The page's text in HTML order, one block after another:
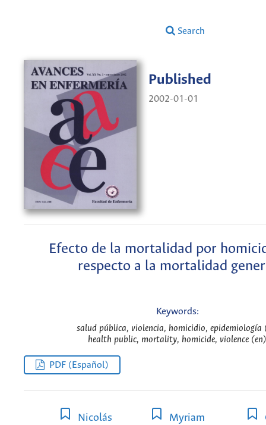
Search
Published
2002-01-01
Efecto de la mortalidad por
respecto a la mortalidad
Keywords:
salud pública, violencia, homicidio, epidemiología
health public, mortality, homicide, violence (en)
PDF (Español)
Nicolás
Myriam